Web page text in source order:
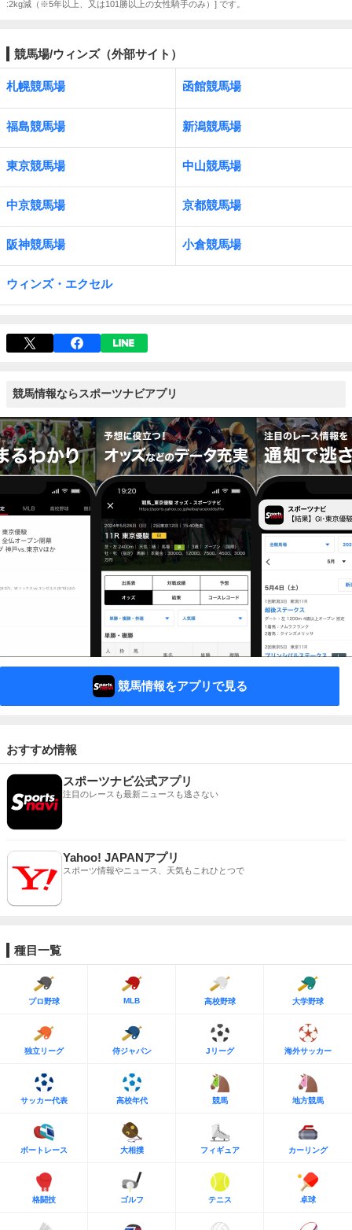
:2kg減（※5年以上、又は101勝以上の女性騎手のみ）] です。
競馬場/ウィンズ（外部サイト）
札幌競馬場 函館競馬場
福島競馬場 新潟競馬場
東京競馬場 中山競馬場
中京競馬場 京都競馬場
阪神競馬場 小倉競馬場
ウィンズ・エクセル
競馬情報ならスポーツナビアプリ
競馬情報をアプリで見る
おすすめ情報
スポーツナビ公式アプリ
注目のレースも最新ニュースも逃さない
Yahoo! JAPANアプリ
スポーツ情報やニュース、天気もこれひとつで
種目一覧
プロ野球 MLB 高校野球 大学野球
独立リーグ 侍ジャパン Jリーグ 海外サッカー
サッカー代表 高校年代 競馬 地方競馬
ボートレース 大相撲 フィギュア カーリング
格闘技 ゴルフ テニス 卓球